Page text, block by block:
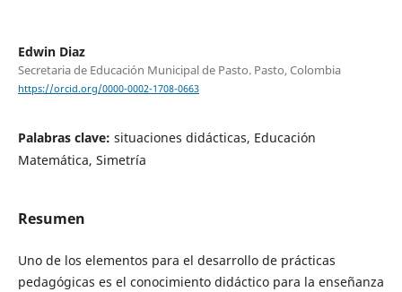
Edwin Diaz
Secretaria de Educación Municipal de Pasto. Pasto, Colombia
https://orcid.org/0000-0002-1708-0663
Palabras clave: situaciones didácticas, Educación
Matemática, Simetría
Resumen
Uno de los elementos para el desarrollo de prácticas
pedagógicas es el conocimiento didáctico para la enseñanza